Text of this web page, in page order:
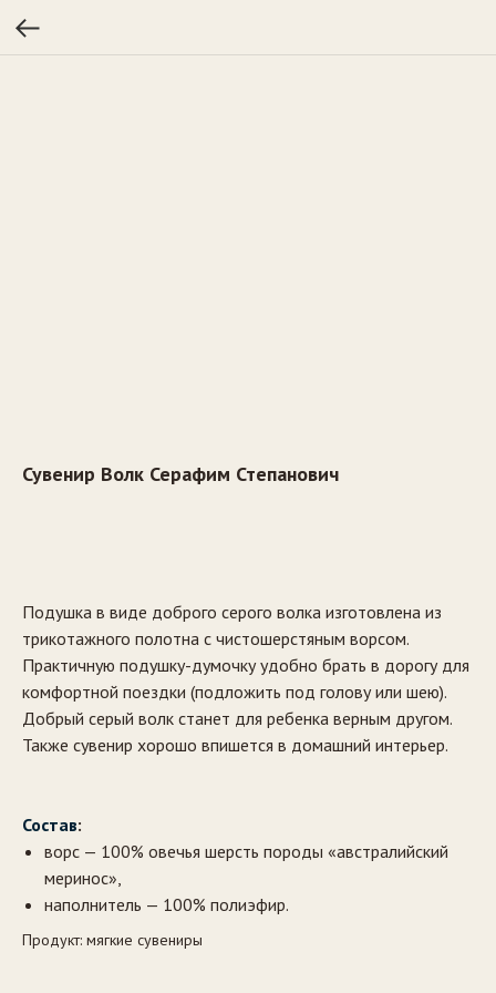
Сувенир Волк Серафим Степанович
Подушка в виде доброго серого волка изготовлена из
трикотажного полотна с чистошерстяным ворсом.
Практичную подушку-думочку удобно брать в дорогу для
комфортной поездки (подложить под голову или шею).
Добрый серый волк станет для ребенка верным другом.
Также сувенир хорошо впишется в домашний интерьер.
Состав:
ворс — 100% овечья шерсть породы «австралийский
меринос»,
наполнитель — 100% полиэфир.
Продукт: мягкие сувениры